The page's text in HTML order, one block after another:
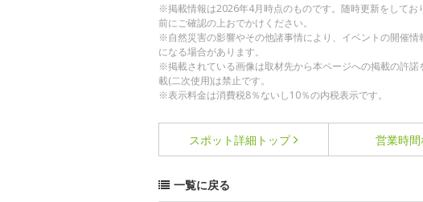
※掲載情報は2026年4月時点のものです。随時更新をして
前にご確認の上おでかけください。
※自然災害の影響やその他諸事情により、イベントの開催
になる場合があります。
※掲載されている画像は取材先から本ページへの掲載の許
載(二次使用)は禁止です。
※表示料金は消費税8％ないし10％の内税表示です。
スポット詳細 トップ 営業時
一覧に戻る